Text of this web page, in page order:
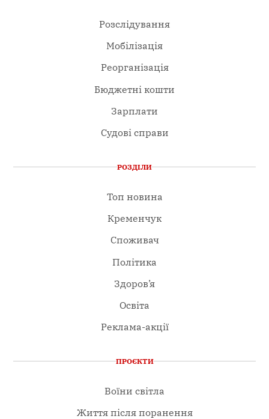
Розслідування
Мобілізація
Реорганізація
Бюджетні кошти
Зарплати
Судові справи
РОЗДІЛИ
Топ новина
Кременчук
Споживач
Політика
Здоров’я
Освіта
Реклама-акції
ПРОЄКТИ
Воїни світла
Життя після поранення